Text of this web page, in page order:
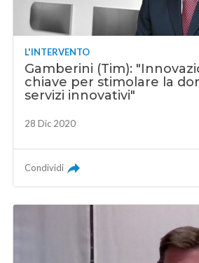
L'INTERVENTO
Gamberini (Tim):
chiave per stimolare la
servizi innovativi"
28 Dic 2020
Condividi